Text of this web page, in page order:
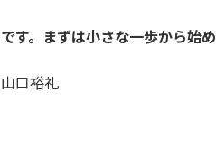
す。まずは小さな一歩から始
口裕礼